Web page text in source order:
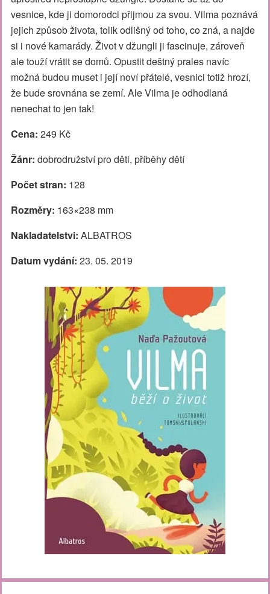
vesnice, kde ji domorodci přijmou za svou. Vilma poznává
jejich způsob života, tolik odlišný od toho, co zná, a najde
si i nové kamarády. Život v džungli ji fascinuje, zároveň
ale touží vrátit se domů. Opustit deštný prales navíc
možná budou muset i její noví přátelé, vesnici totiž hrozí,
že bude srovnána se zemí. Ale Vilma je odhodlaná
nenechat to jen tak!
Cena: 249 Kč
Žánr: dobrodružství pro děti, příběhy dětí
Počet stran: 128
Rozměry: 163×238 mm
Nakladatelstvi: ALBATROS
Datum vydání: 23. 05. 2019